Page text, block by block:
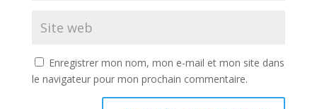
Enregistrer mon nom, mon e-mail et mon site dans
le navigateur pour mon prochain commentaire.